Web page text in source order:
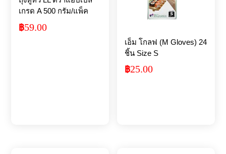
เกรด A 500 กรัม/แพ็ค
฿59.00
เอ็ม โกลฟ (M Gloves) 24
ชิ้น Size S
฿25.00